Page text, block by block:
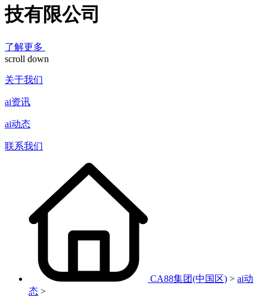
技有限公司
了解更多
scroll down
关于我们
ai资讯
ai动态
联系我们
CA88集团(中国区) > ai动
态 >